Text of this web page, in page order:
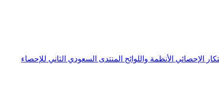
الإحصائي الأنظمة واللوائح المنتدى السعودي الثاني للإحصاء